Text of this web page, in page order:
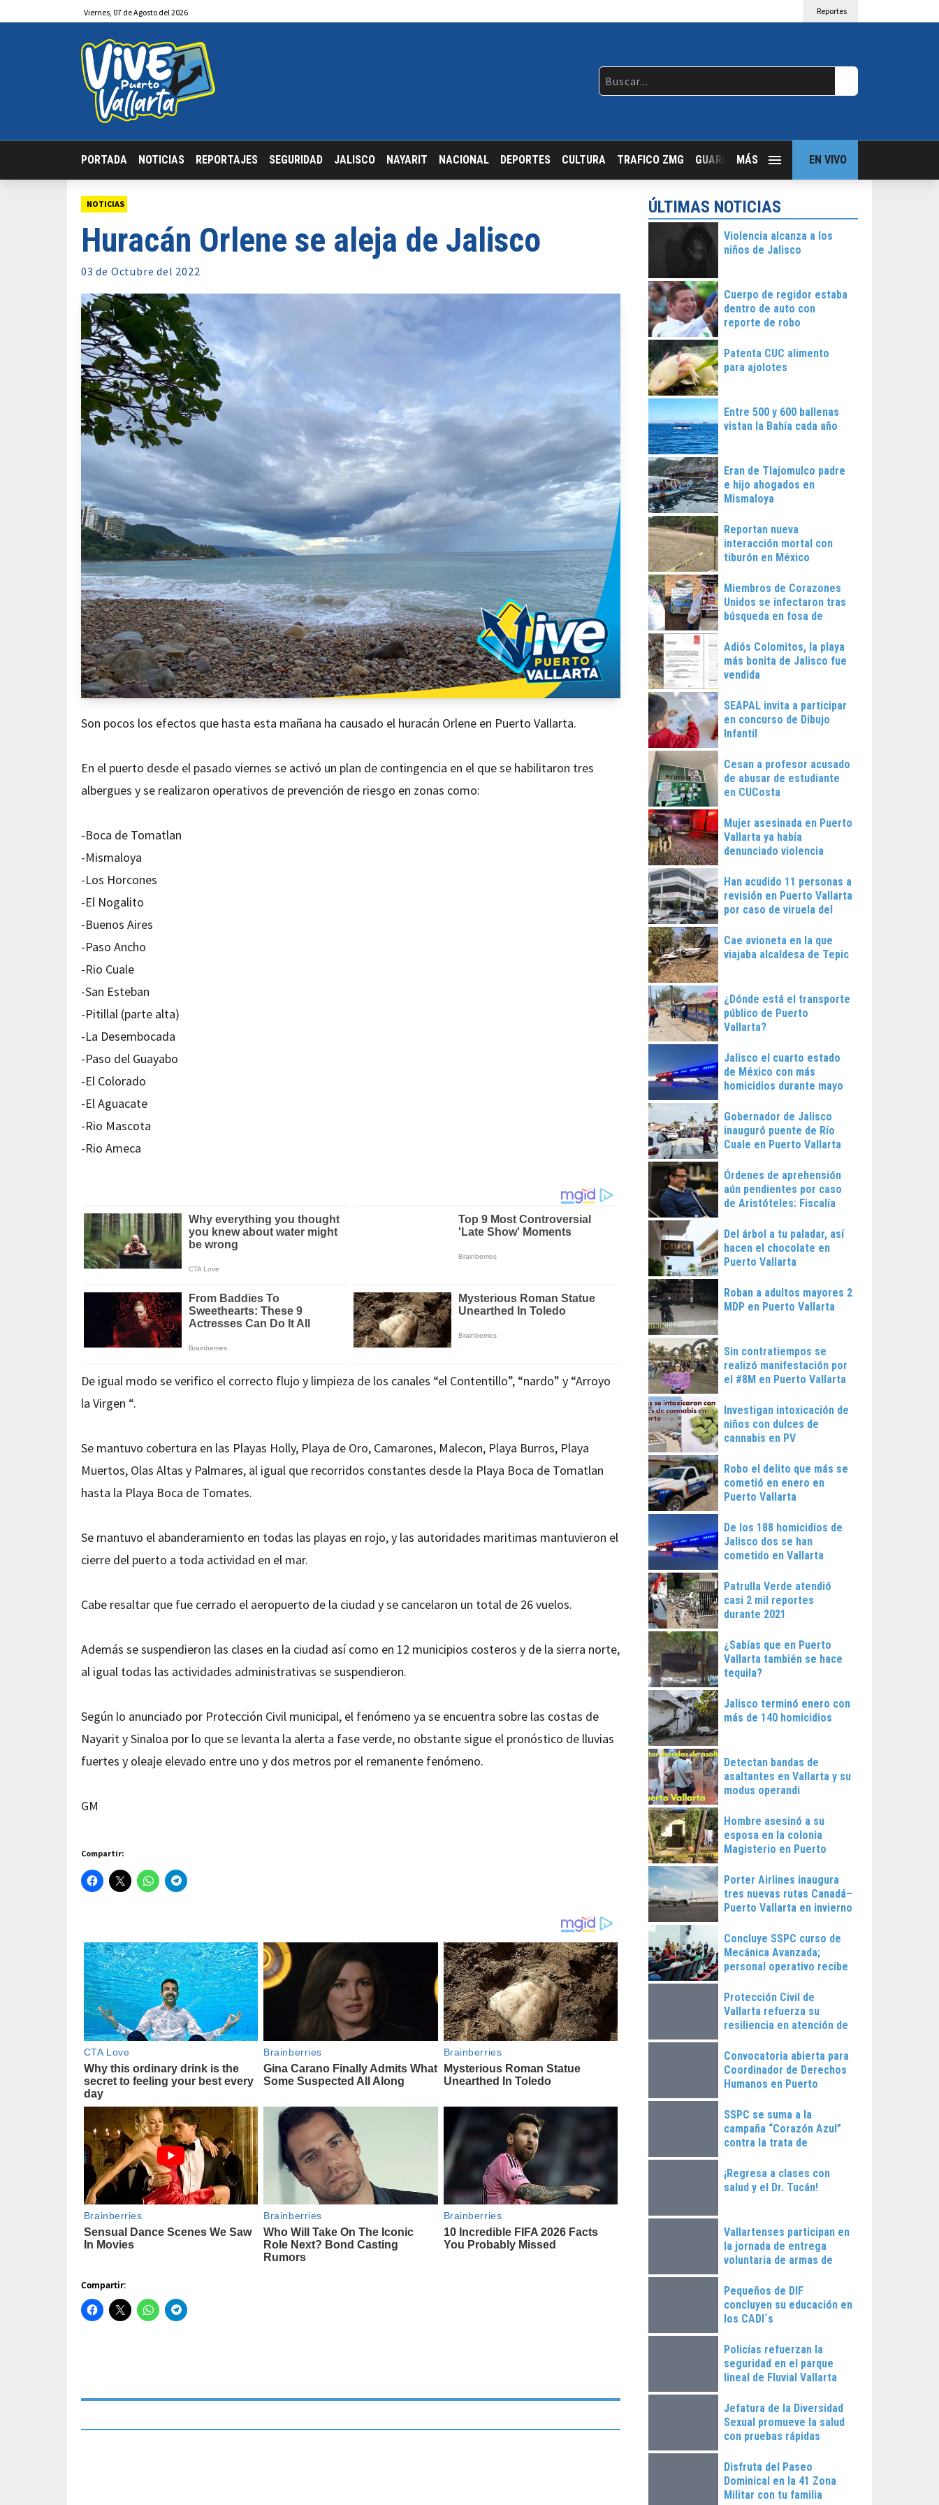
Viernes, 07 deAgosto del 2026 Reportes
PORTADA NOTICIAS REPORTAJES SEGURIDAD JALISCO NAYARIT NACIONAL DEPORTES CULTURA TRAFICO ZMG GUARDIA NOCTURNA GUADALAJARA FOLLOW
MÁS EN VIVO
NOTICIAS
Huracán Orlene se aleja de Jalisco
03 de Octubre del 2022
Son pocos los efectos que hasta esta mañana ha causado el huracán Orlene en Puerto Vallarta.
En el puerto desde el pasado viernes se activó un plan de contingencia en el que se habilitaron tres
albergues y se realizaron operativos de prevención de riesgo en zonas como:
-Boca de Tomatlan
-Mismaloya
-Los Horcones
-El Nogalito
-Buenos Aires
-Paso Ancho
-Rio Cuale
-San Esteban
-Pitillal (parte alta)
-La Desembocada
-Paso del Guayabo
-El Colorado
-El Aguacate
-Rio Mascota
-Rio Ameca
De igual modo se verifico el correcto flujo y limpieza de los canales “el Contentillo”, “nardo” y “Arroyo
la Virgen “.
Se mantuvo cobertura en las Playas Holly, Playa de Oro, Camarones, Malecon, Playa Burros, Playa
Muertos, Olas Altas y Palmares, al igual que recorridos constantes desde la Playa Boca de Tomatlan
hasta la Playa Boca de Tomates.
Se mantuvo el abanderamiento en todas las playas en rojo, y las autoridades maritimas mantuvieron el
cierre del puerto a toda actividad en el mar.
Cabe resaltar que fue cerrado el aeropuerto de la ciudad y se cancelaron un total de 26 vuelos.
Además se suspendieron las clases en la ciudad así como en 12 municipios costeros y de la sierra norte,
al igual todas las actividades administrativas se suspendieron.
Según lo anunciado por Protección Civil municipal, el fenómeno ya se encuentra sobre las costas de
Nayarit y Sinaloa por lo que se levanta la alerta a fase verde, no obstante sigue el pronóstico de lluvias
fuertes y oleaje elevado entre uno y dos metros por el remanente fenómeno.
GM
Compartir:
Compartir:
ÚLTIMAS NOTICIAS
Violencia alcanza a los
niños de Jalisco
Cuerpo de regidor estaba
dentro de auto con
reporte de robo
Patenta CUC alimento
para ajolotes
Entre 500 y 600 ballenas
vistan la Bahía cada año
Eran de Tlajomulco padre
e hijo ahogados en
Mismaloya
Reportan nueva
interacción mortal con
tiburón en México
Miembros de Corazones
Unidos se infectaron tras
búsqueda en fosa de
Adiós Colomitos, la playa
más bonita de Jalisco fue
vendida
SEAPAL invita a participar
en concurso de Dibujo
Infantil
Cesan a profesor acusado
de abusar de estudiante
en CUCosta
Mujer asesinada en Puerto
Vallarta ya había
denunciado violencia
Han acudido 11 personas a
revisión en Puerto Vallarta
por caso de viruela del
Cae avioneta en la que
viajaba alcaldesa de Tepic
¿Dónde está el transporte
público de Puerto
Vallarta?
Jalisco el cuarto estado
de México con más
homicidios durante mayo
Gobernador de Jalisco
inauguró puente de Río
Cuale en Puerto Vallarta
Órdenes de aprehensión
aún pendientes por caso
de Aristóteles: Fiscalía
Del árbol a tu paladar, así
hacen el chocolate en
Puerto Vallarta
Roban a adultos mayores 2
MDP en Puerto Vallarta
Sin contratiempos se
realizó manifestación por
el #8M en Puerto Vallarta
Investigan intoxicación de
niños con dulces de
cannabis en PV
Robo el delito que más se
cometió en enero en
Puerto Vallarta
De los 188 homicidios de
Jalisco dos se han
cometido en Vallarta
Patrulla Verde atendió
casi 2 mil reportes
durante 2021
¿Sabías que en Puerto
Vallarta también se hace
tequila?
Jalisco terminó enero con
más de 140 homicidios
Detectan bandas de
asaltantes en Vallarta y su
modus operandi
Hombre asesinó a su
esposa en la colonia
Magisterio en Puerto
Porter Airlines inaugura
tres nuevas rutas Canadá–
Puerto Vallarta en invierno
Concluye SSPC curso de
Mecánica Avanzada;
personal operativo recibe
Protección Civil de
Vallarta refuerza su
resiliencia en atención de
Convocatoria abierta para
Coordinador de Derechos
Humanos en Puerto
SSPC se suma a la
campaña “Corazón Azul”
contra la trata de
¡Regresa a clases con
salud y el Dr. Tucán!
Vallartenses participan en
la jornada de entrega
voluntaria de armas de
Pequeños de DIF
concluyen su educación en
los CADI´s
Policías refuerzan la
seguridad en el parque
lineal de Fluvial Vallarta
Jefatura de la Diversidad
Sexual promueve la salud
con pruebas rápidas
Disfruta del Paseo
Dominical en la 41 Zona
Militar con tu familia